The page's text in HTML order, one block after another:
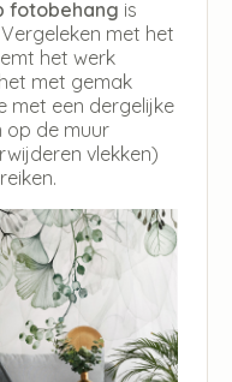
fotobehang is
met het
het werk
met gemak
met een dergelijke
op de muur
vlekken)